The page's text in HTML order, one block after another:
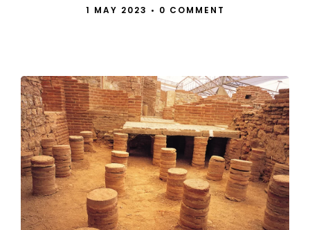
1 MAY 2023 • 0 COMMENT